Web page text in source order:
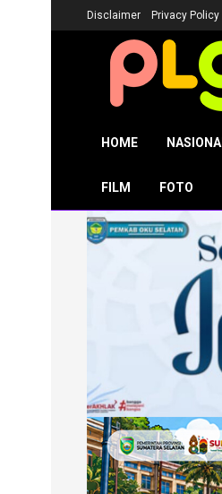
Disclaimer Privacy Policy
HOME
FILM FOTO